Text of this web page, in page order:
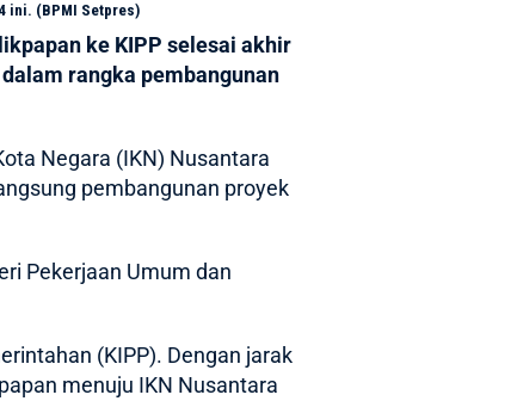
ini. (BPMI Setpres)
ke KIPP selesai akhir
rangka pembangunan
Negara (IKN) Nusantara
pembangunan proyek
Pekerjaan Umum dan
(KIPP). Dengan jarak
menuju IKN Nusantara